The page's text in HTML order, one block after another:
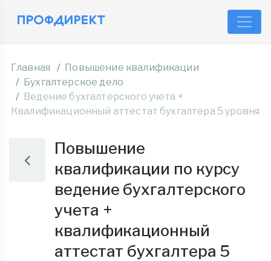
Главная
Повышение квалификации
Бухгалтерское дело
Ведение бухгалтерского учета +
Квалификационный аттестат бухгалтера 5 уровня
Повышение
квалификации по курсу
ведение бухгалтерского
учета +
квалификационный
аттестат бухгалтера 5